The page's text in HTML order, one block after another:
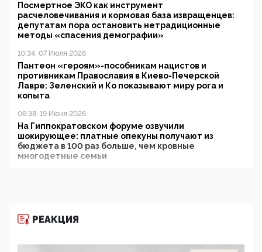
Посмертное ЭКО как инструмент
расчеловечивания и кормовая база извращенцев:
депутатам пора остановить нетрадиционные
методы «спасения демографии»
10:34, 07 Июля 2026
Пантеон «героям»-пособникам нацистов и
противникам Православия в Киево-Печерской
Лавре: Зеленский и Ко показывают миру рога и
копыта
06:38, 19 Июня 2026
На Гиппократовском форуме озвучили
шокирующее: платные опекуны получают из
бюджета в 100 раз больше, чем кровные
многодетные семьи
11:53, 09 Июня 2026
деятельность ИИТО ЮНЕСКО в России, но
РЕАКЦИЯ